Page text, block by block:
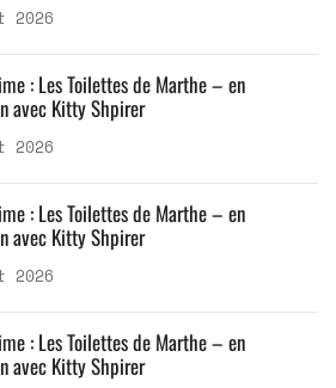
2026
2026
: Les Toilettes de Marthe – en
avec Kitty Shpirer
2026
: Les Toilettes de Marthe – en
avec Kitty Shpirer
: Les Toilettes de Marthe – en
avec Kitty Shpirer